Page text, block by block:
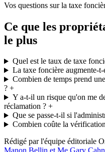
Vos questions sur la taxe
Ce que les
le plus
Quel est le taux de taxe
La taxe foncière augmente-
Combien de temps prend
? +
Y a-t-il un risque qu'on me
réclamation ? +
Que se passe-t-il si
Combien coûte la
Rédigé par l'équipe éditoriale